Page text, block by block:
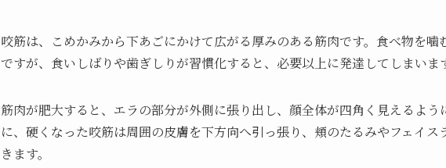
咬筋は、こめかみから下あごにかけて広がる厚みのある筋肉です。食べ物を噛
ですが、食いしばりや歯ぎしりが習慣化すると、必要以上に発達してしまいま
筋肉が肥大すると、エラの部分が外側に張り出し、顔全体が四角く見えるよう
に、硬くなった咬筋は周囲の皮膚を下方向へ引っ張り、頬のたるみやフェイス
きます。